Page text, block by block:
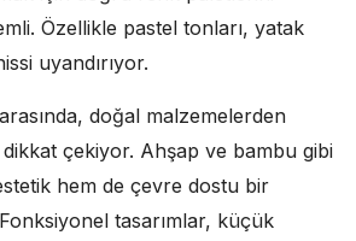
Özellikle pastel tonları, yatak
uyandırıyor.
doğal malzemelerden
çekiyor. Ahşap ve bambu gibi
hem de çevre dostu bir
tasarımlar, küçük